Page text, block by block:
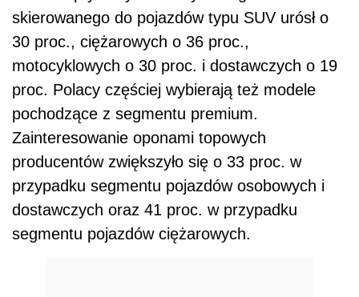
skierowanego do pojazdów typu SUV urósł o
30 proc., ciężarowych o 36 proc.,
motocyklowych o 30 proc. i dostawczych o 19
proc. Polacy częściej wybierają też modele
pochodzące z segmentu premium.
Zainteresowanie oponami topowych
producentów zwiększyło się o 33 proc. w
przypadku segmentu pojazdów osobowych i
dostawczych oraz 41 proc. w przypadku
segmentu pojazdów ciężarowych.